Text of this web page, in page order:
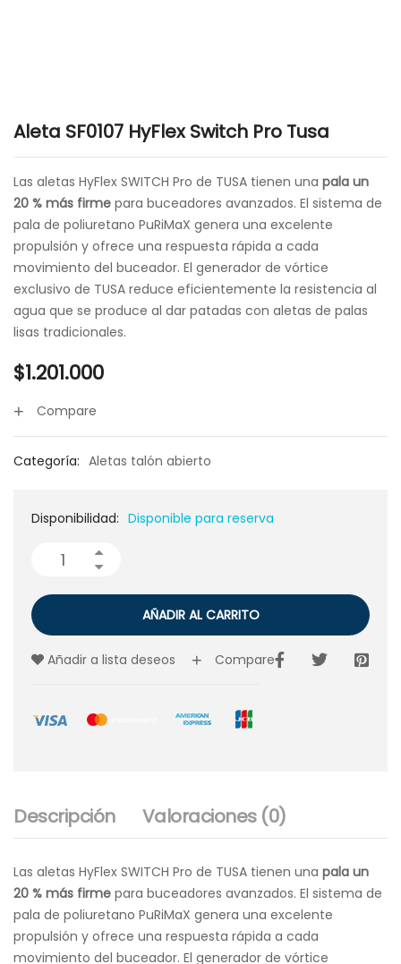
Aleta SF0107 HyFlex Switch Pro Tusa
Las aletas HyFlex SWITCH Pro de TUSA tienen una pala un
20 % más firme para buceadores avanzados. El sistema de
pala de poliuretano PuRiMaX genera una excelente
propulsión y ofrece una respuesta rápida a cada
movimiento del buceador. El generador de vórtice
exclusivo de TUSA reduce eficientemente la resistencia al
agua que se produce al dar patadas con aletas de palas
lisas tradicionales.
$1.201.000
Compare
Categoría: Aletas talón abierto
Disponibilidad: Disponible para reserva
AÑADIR AL CARRITO
Añadir a lista deseos Compare
Descripción Valoraciones (0)
Las aletas HyFlex SWITCH Pro de TUSA tienen una pala un
20 % más firme para buceadores avanzados. El sistema de
pala de poliuretano PuRiMaX genera una excelente
propulsión y ofrece una respuesta rápida a cada
movimiento del buceador. El generador de vórtice